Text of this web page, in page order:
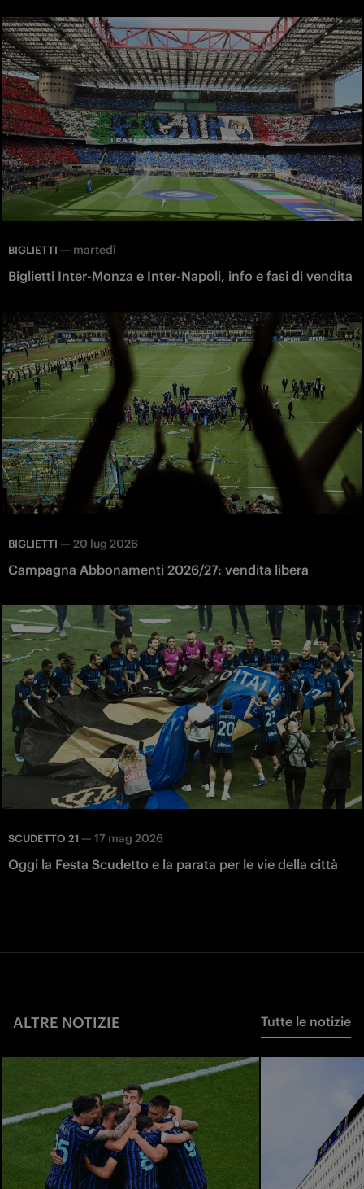
BIGLIETTI — martedì
Biglietti Inter-Monza e Inter-Napoli, info e fasi di vendita
BIGLIETTI — 20 lug 2026
Campagna Abbonamenti 2026/27: vendita libera
SCUDETTO 21 — 17 mag 2026
Oggi la Festa Scudetto e la parata per le vie della città
ALTRE NOTIZIE Tutte le notizie